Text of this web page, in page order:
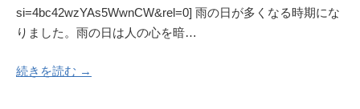
si=4bc42wzYAs5WwnCW&rel=0] 雨の日が多くなる時期にな
りました。雨の日は人の心を暗…
続きを読む →